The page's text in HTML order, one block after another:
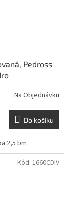
Pedross
Na Objednávku
Do košíku
2,5 bm
Kód: 1660CDIV